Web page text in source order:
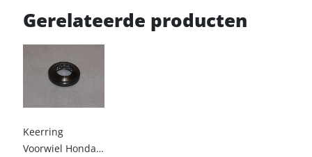
Gerelateerde producten
Keerring
Voorwiel Honda